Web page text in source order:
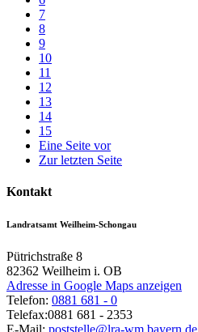
7
8
9
10
11
12
13
14
15
Eine Seite vor
Zur letzten Seite
Kontakt
Landratsamt Weilheim-Schongau
Pütrichstraße 8
82362 Weilheim i. OB
Adresse in Google Maps anzeigen
Telefon: 0881 681 - 0
Telefax:0881 681 - 2353
E-Mail: poststelle@lra-wm.bayern.de